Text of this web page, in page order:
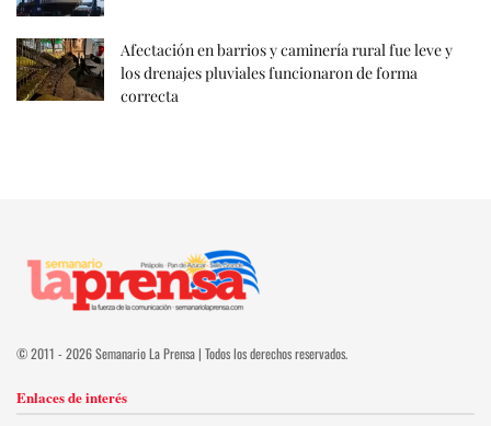
Afectación en barrios y caminería rural fue leve y
los drenajes pluviales funcionaron de forma
correcta
© 2011 - 2026 Semanario La Prensa | Todos los derechos reservados.
Enlaces de interés